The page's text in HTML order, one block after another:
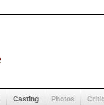
Casting Photos